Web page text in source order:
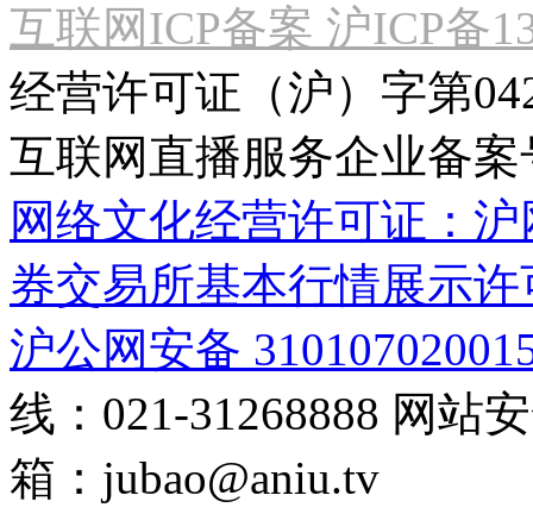
互联网ICP备案 沪ICP备
经营许可证（沪）字第
互联网直播服务企业备案
网络文化经营许可证：
券交易所基本行情展示许
沪公网安备
线：021-31268888 网站
箱： jubao@aniu.tv